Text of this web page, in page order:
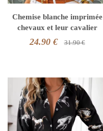
Chemise blanche imprimée
chevaux et leur cavalier
24.90 € 31.90 €